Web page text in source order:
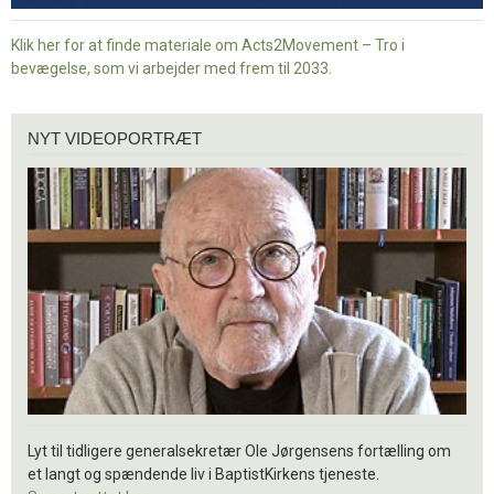
Klik her for at finde materiale om Acts2Movement – Tro i
bevægelse, som vi arbejder med frem til 2033.
videoportræt
NYT VIDEOPORTRÆT
Lyt til tidligere generalsekretær Ole Jørgensens fortælling om
et langt og spændende liv i BaptistKirkens tjeneste.